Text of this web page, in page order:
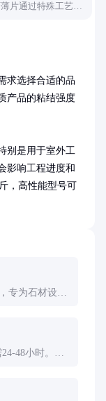
片通过特殊工艺将
求选择合适的品
产品的粘结强度
别是用于室外工
影响工程进度和
，高性能型号可
专为石材设
48小时。具